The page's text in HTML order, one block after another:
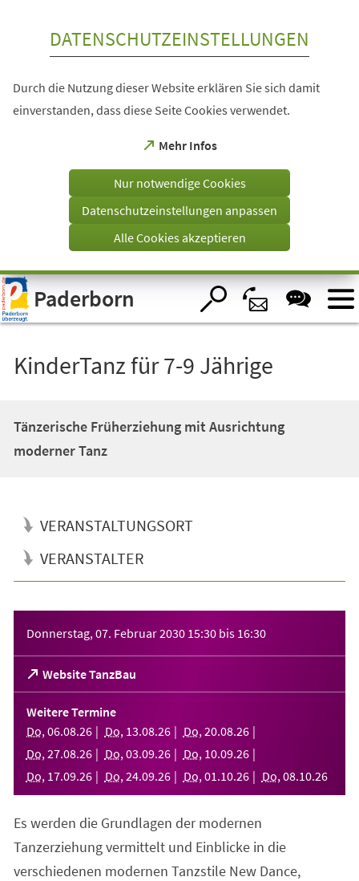
Visuelle
Assistenzsoftware
öffnen.
DATENSCHUTZEINSTELLUNGEN
Durch die Nutzung dieser Website erklären Sie sich damit
einverstanden, dass diese Seite Cookies verwendet.
Mehr Infos
(Öffnet
einem
Tab)
Nur notwendige Cookies
Datenschutzeinstellungen anpassen
Alle Cookies akzeptieren
Paderborn
KinderTanz für 7-9 Jährige
Tänzerische Früherziehung mit Ausrichtung
moderner Tanz
VERANSTALTUNGSORT
VERANSTALTER
Donnerstag, 07. Februar 2030 15:30 bis 16:30
Website TanzBau
(Öffnet
in
einem
neuen
Tab)
Weitere Termine
Do, 06.08.26 Do, 13.08.26 Do, 20.08.26
Do, 27.08.26 Do, 03.09.26 Do, 10.09.26
Do, 17.09.26 Do, 24.09.26 Do, 01 .10.26 Do, 08.10.26
Es werden die Grundlagen der modernen
Tanzerziehung vermittelt und Einblicke in die
verschiedenen modernen Tanzstile New Dance,